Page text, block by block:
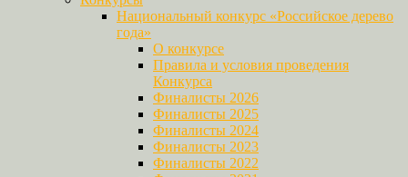
Национальный конкурс «Российское дерево
года»
О конкурсе
Правила и условия проведения
Конкурса
Финалисты 2026
Финалисты 2025
Финалисты 2024
Финалисты 2023
Финалисты 2022